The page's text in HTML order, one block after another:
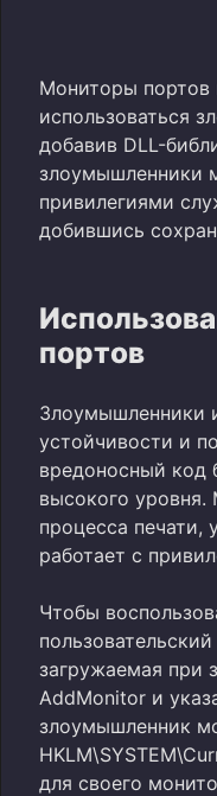
Мониторы портов
использоваться
добавив DLL-
злоумышленники
привилегиями
добившись
портов
Злоумышленники
устойчивости и
вредоносный код
высокого
процесса печати,
работает с
Чтобы
загружаемая при
AddMonitor и
злоумышленник
для своего